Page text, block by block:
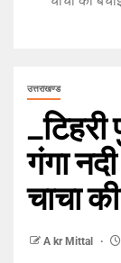
उत्तराखण्ड
गंगा
चाचा
A kr Mittal